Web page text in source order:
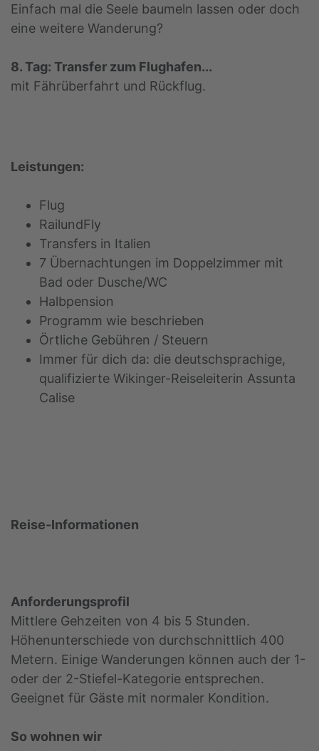
Einfach mal die Seele baumeln lassen oder doch
eine weitere Wanderung?
8. Tag: Transfer zum Flughafen...
mit Fährüberfahrt und Rückflug.
Leistungen:
Flug
RailundFly
Transfers in Italien
7 Übernachtungen im Doppelzimmer mit
Bad oder Dusche/WC
Halbpension
Programm wie beschrieben
Örtliche Gebühren / Steuern
Immer für dich da: die deutschsprachige,
qualifizierte Wikinger-Reiseleiterin Assunta
Calise
Reise-Informationen
Anforderungsprofil
Mittlere Gehzeiten von 4 bis 5 Stunden.
Höhenunterschiede von durchschnittlich 400
Metern. Einige Wanderungen können auch der 1-
oder der 2-Stiefel-Kategorie entsprechen.
Geeignet für Gäste mit normaler Kondition.
So wohnen wir